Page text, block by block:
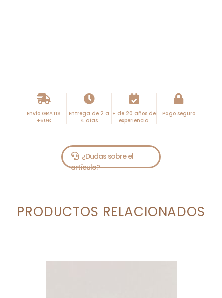
Envío GRATIS
+60€
Entrega de 2 a
4 días
+ de 20 años de
experiencia
Pago seguro
PRODUCTOS RELACIONADOS